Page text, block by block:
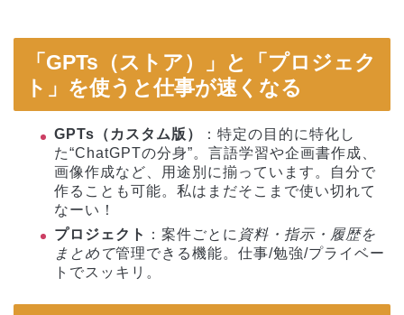
「GPTs（ストア）」と「プロジェク
ト」を使うと仕事が速くなる
GPTs（カスタム版）
：特定の目的に特化し
た“ChatGPTの分身”。言語学習や企画書作成、
画像作成など、用途別に揃っています。自分で
作ることも可能。私はまだそこまで使い切れて
なーい！
プロジェクト
：案件ごとに 資料・指示・履歴を
まとめて管理できる機能。仕事/勉強/プライベー
トでスッキリ。